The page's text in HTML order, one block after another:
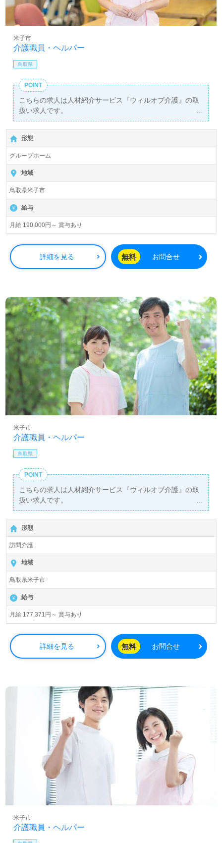
介護職員・ヘルパー
米子市
鳥取県
POINT
こちらの求人は人材紹介サービス『ウィルオブ介護』の取
扱い求人です。
詳細に関してお気軽にご相談ください♪
【無料】で皆さんの転職活動をサポートいたします。
形態
グループホーム
地域
鳥取県米子市
給与
月給 190,000円～ 賞与あり
詳細を見る 無料 お問合せ
介護職員・ヘルパー
米子市
鳥取県
POINT
こちらの求人は人材紹介サービス『ウィルオブ介護』の取
扱い求人です。
詳細に関してお気軽にご相談ください♪
【無料】で皆さんの転職活動をサポートいたします。
形態
訪問介護
地域
鳥取県米子市
給与
月給 177,371円～ 賞与あり
詳細を見る 無料 お問合せ
介護職員・ヘルパー
米子市